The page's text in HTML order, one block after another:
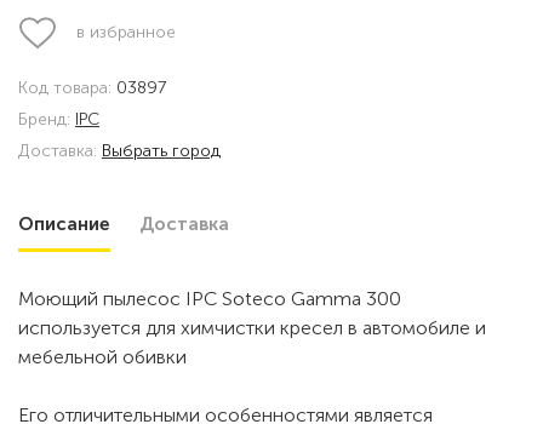
в избранное
Код товара: 03897
Бренд: IPC
Доставка: Выбрать город
Описание Доставка
Моющий пылесос IPC Soteco Gamma 300
используется для химчистки кресел в автомобиле и
мебельной обивки
Его отличительными особенностями является